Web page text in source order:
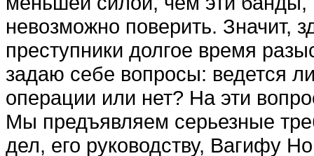
невозможно поверить. Зна­чит,
преступники долгое время
задаю себе вопросы: ведется
операции или нет? На эти
Мы предъявляем серьезные
дел, его руководству, Вагифу